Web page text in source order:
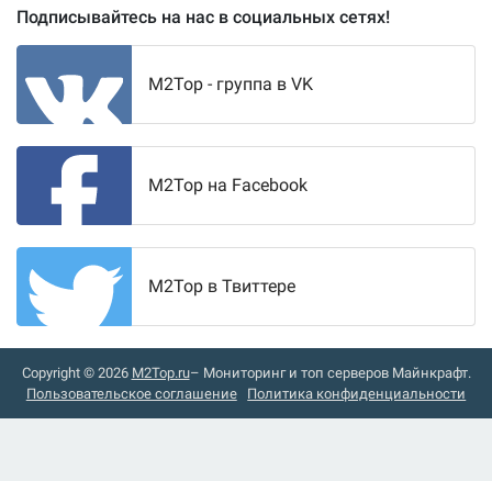
Подписывайтесь на нас в социальных сетях!
M2Top - группа в VK
M2Top на Facebook
M2Top в Твиттере
Copyright © 2026 M2Top.ru– Мониторинг и топ серверов Майнкрафт.
Пользовательское соглашение
Политика конфиденциальности